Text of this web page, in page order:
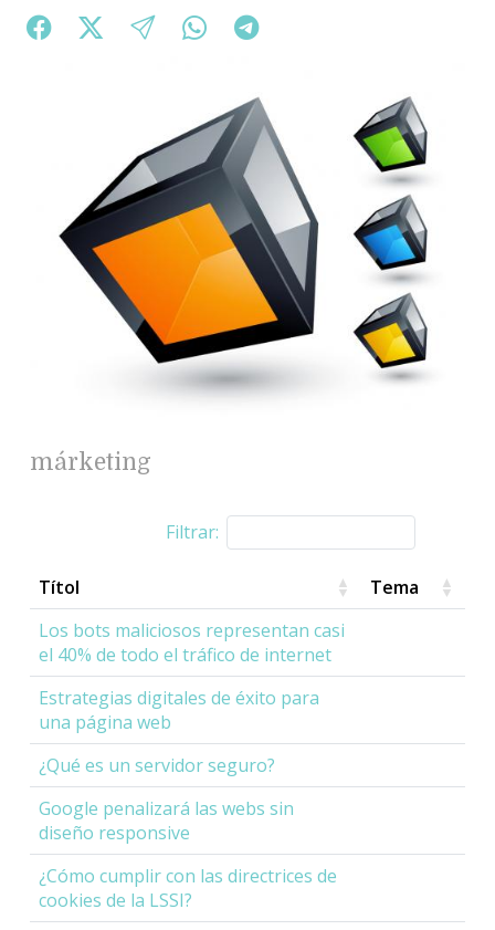
márketing
Filtrar:
Títol
Tema
Los bots maliciosos representan casi
el 40% de todo el tráfico de internet
Estrategias digitales de éxito para
una página web
¿Qué es un servidor seguro?
Google penalizará las webs sin
diseño responsive
¿Cómo cumplir con las directrices de
cookies de la LSSI?